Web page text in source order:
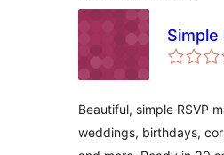
Simple
Beautiful, simple RSVP
weddings, birthdays,